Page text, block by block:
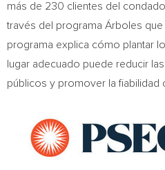
más de 230 clientes del
través del programa Árboles que
programa explica cómo plantar
lugar adecuado puede reducir
públicos y promover la fiabilidad